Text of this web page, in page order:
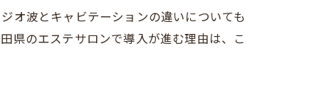
オ波とキャビテーションの違いについても
県のエステサロンで導入が進む理由は、こ